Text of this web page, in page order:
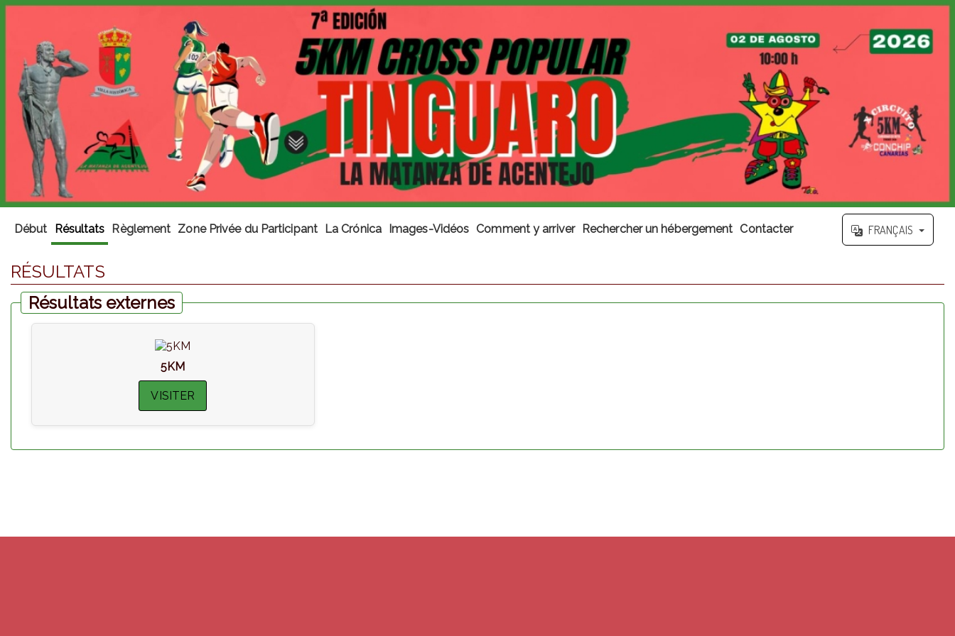
Début Résultats Règlement Zone Privée du Participant La Crónica Images-Vidéos Comment y arriver Rechercher un hébergement Contacter FRANÇAIS
RÉSULTATS
Résultats externes
5KM
VISITER